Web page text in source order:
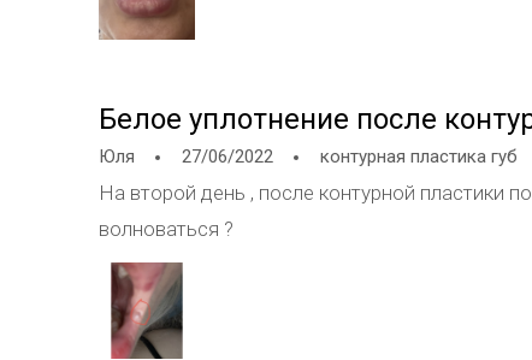
Белое уплотнение после
Юля 27/06/2022 контурная пластика губ
На второй день , после контурной пластики
волноваться ?